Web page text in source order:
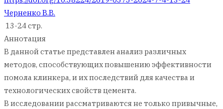
Черненко В.В.
13-24 стр.
Аннотация
В данной статье представлен анализ различных
методов, способствующих повышению эффективности
помола клинкера, и их последствий для качества и
технологических свойств цемента.
В исследовании рассматриваются не только привычные,